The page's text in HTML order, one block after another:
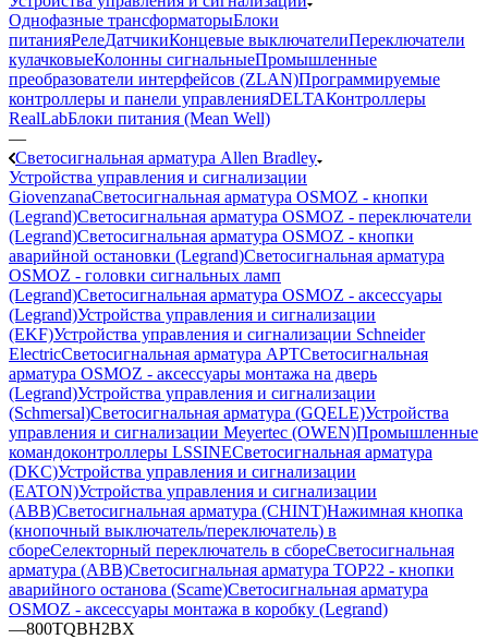
Однофазные трансформаторыБлоки
питанияРелеДатчикиКонцевые выключателиПереключатели
кулачковыеКолонны сигнальныеПромышленные
преобразователи интерфейсов (ZLAN)Программируемые
контроллеры и панели управленияDELTAКонтроллеры
RealLabБлоки питания (Mean Well)
—
Светосигнальная арматура Allen Bradley
Устройства управления и сигнализации
GiovenzanaСветосигнальная арматура OSMOZ - кнопки
(Legrand)Светосигнальная арматура OSMOZ - переключатели
(Legrand)Светосигнальная арматура OSMOZ - кнопки
аварийной остановки (Legrand)Светосигнальная арматура
OSMOZ - головки сигнальных ламп
(Legrand)Светосигнальная арматура OSMOZ - аксессуары
(Legrand)Устройства управления и сигнализации
(EKF)Устройства управления и сигнализации Schneider
ElectricСветосигнальная арматура APTСветосигнальная
арматура OSMOZ - аксессуары монтажа на дверь
(Legrand)Устройства управления и сигнализации
(Schmersal)Светосигнальная арматура (GQELE)Устройства
управления и сигнализации Meyertec (OWEN)Промышленные
командоконтроллеры LSSINEСветосигнальная арматура
(DKC)Устройства управления и сигнализации
(EATON)Устройства управления и сигнализации
(ABB)Светосигнальная арматура (CHINT)Нажимная кнопка
(кнопочный выключатель/переключатель) в
сбореСелекторный переключатель в сбореСветосигнальная
арматура (ABB)Светосигнальная арматура TOP22 - кнопки
аварийного останова (Scame)Светосигнальная арматура
OSMOZ - аксессуары монтажа в коробку (Legrand)
—800TQBH2BX